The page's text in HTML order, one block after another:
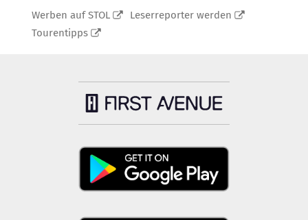
Werben auf STOL
Leserreporter werden
Tourentipps